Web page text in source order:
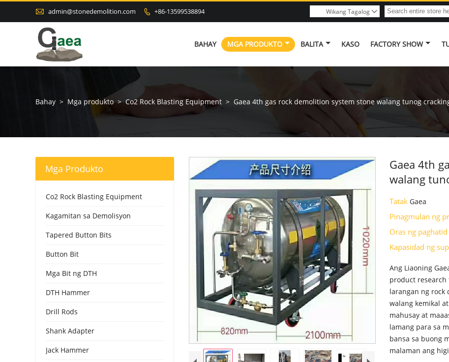
 admin@stonedemolition.com  +86-13599538894 Wikang Tagalog 
BAHAY MGA PRODUKTO BALITA KASO FACTORY SHOW
Bahay > Mga produkto > Co2 Rock Blasting Equipment > Gaea 4th gas rock demolition system stone walang tunog
Gaea 4th
walang
TatakGaea
Pinagmulan ng
Oras ng paghatid
Kapasidad ng
Ang Liaoning
product research
larangan ng rock
walang kemikal
mahusay at
lamang para sa
bansa sa buong
malaman ang
Mga Produkto
Co2 Rock Blasting Equipment
Kagamitan sa Demolisyon
Tapered Button Bits
Button Bit
Mga Bit ng DTH
DTH Hammer
Drill Rods
Shank Adapter
Jack Hammer